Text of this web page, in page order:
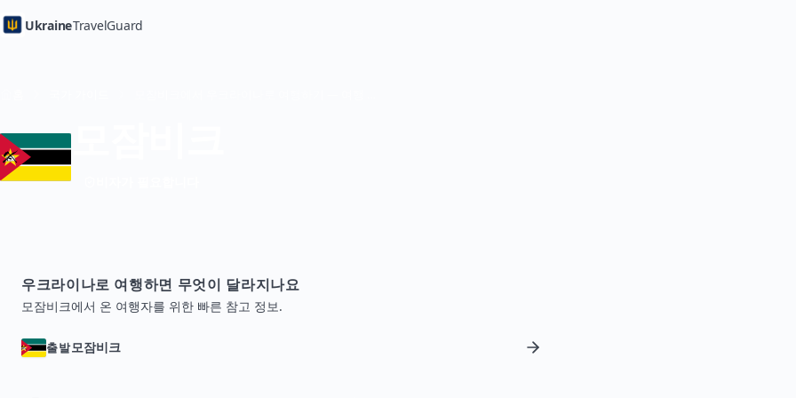
UkraineTravelGuard
우크라이나로 여행하면 무엇이 달라지나요
모잠비크에서 온 여행자를 위한 빠른 참고 정보.
출발모잠비크